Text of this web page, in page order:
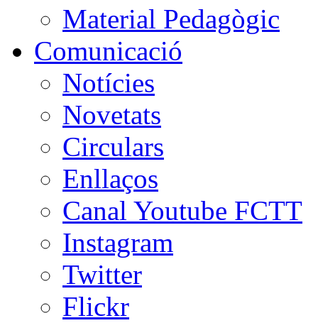
Material Pedagògic
Comunicació
Notícies
Novetats
Circulars
Enllaços
Canal Youtube FCTT
Instagram
Twitter
Flickr